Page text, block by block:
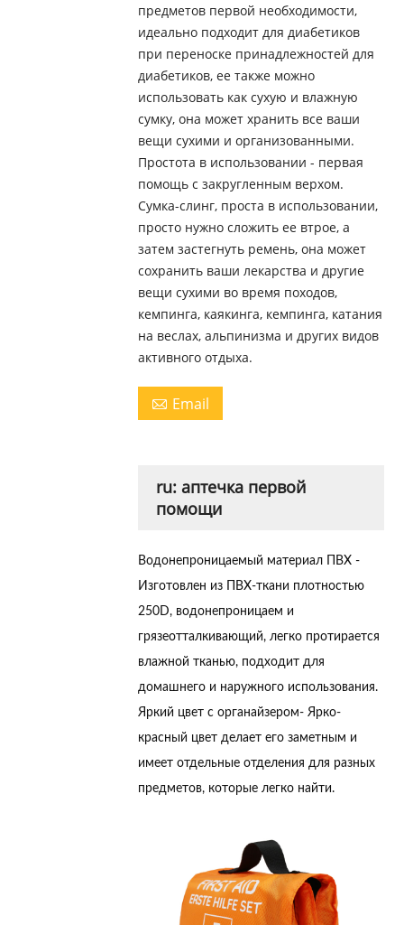
предметов первой необходимости,
идеально подходит для диабетиков
при переноске принадлежностей для
диабетиков, ее также можно
использовать как сухую и влажную
сумку, она может хранить все ваши
вещи сухими и организованными.
Простота в использовании - первая
помощь с закругленным верхом.
Сумка-слинг, проста в использовании,
просто нужно сложить ее втрое, а
затем застегнуть ремень, она может
сохранить ваши лекарства и другие
вещи сухими во время походов,
кемпинга, каякинга, кемпинга, катания
на веслах, альпинизма и других видов
активного отдыха.
 Email
ru: аптечка первой
помощи
Водонепроницаемый материал ПВХ -
Изготовлен из ПВХ-ткани плотностью
250D, водонепроницаем и
грязеотталкивающий, легко протирается
влажной тканью, подходит для
домашнего и наружного использования.
Яркий цвет с органайзером- Ярко-
красный цвет делает его заметным и
имеет отдельные отделения для разных
предметов, которые легко найти.